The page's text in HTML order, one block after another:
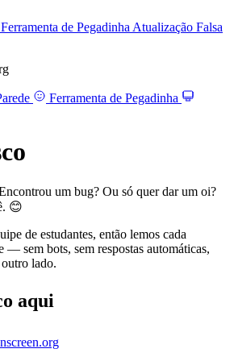
Ferramenta de Pegadinha Atualização Falsa
Ferramenta de Pegadinha
um bug? Ou só quer dar um oi?
😊
de estudantes, então lemos cada
— sem bots, sem respostas automáticas,
outro lado.
aqui